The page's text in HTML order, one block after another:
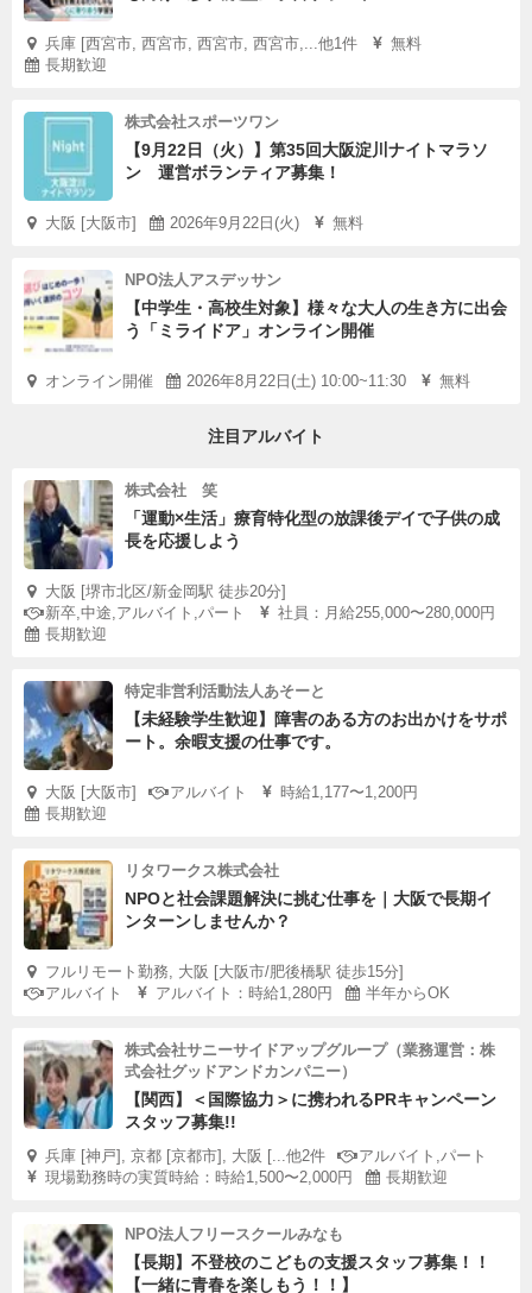
兵庫 [西宮市, 西宮市, 西宮市, 西宮市,...他1件
無料
長期歓迎
株式会社スポーツワン
【9月22日（火）】第35回大阪淀川ナイトマラソ
ン 運営ボランティア募集！
大阪 [大阪市] 2026年9月22日(火) 無料
NPO法人アスデッサン
【中学生・高校生対象】様々な大人の生き方に出会
う「ミライドア」オンライン開催
オンライン開催 2026年8月22日(土) 10:00~11:30 無料
注目アルバイト
株式会社 笑
「運動×生活」療育特化型の放課後デイで子供の成
長を応援しよう
大阪 [堺市北区/新金岡駅 徒歩20分]
新卒,中途,アルバイト,パート
社員：月給255,000〜280,000円
長期歓迎
特定非営利活動法人あそーと
【未経験学生歓迎】障害のある方のお出かけをサポ
ート。余暇支援の仕事です。
大阪 [大阪市] アルバイト
時給1,177〜1,200円
長期歓迎
リタワークス株式会社
NPOと社会課題解決に挑む仕事を｜大阪で長期イ
ンターンしませんか？
フルリモート勤務, 大阪 [大阪市/肥後橋駅 徒歩15分]
アルバイト
アルバイト：時給1,280円 半年からOK
株式会社サニーサイドアップグループ（業務運営：株
式会社グッドアンドカンパニー）
【関西】＜国際協力＞に携われるPRキャンペーン
スタッフ募集!!
兵庫 [神戸], 京都 [京都市], 大阪 [...他2件
アルバイト,パート
現場勤務時の実質時給：時給1,500〜2,000円
長期歓迎
NPO法人フリースクールみなも
【長期】不登校のこどもの支援スタッフ募集！！
【一緒に青春を楽しもう！！】